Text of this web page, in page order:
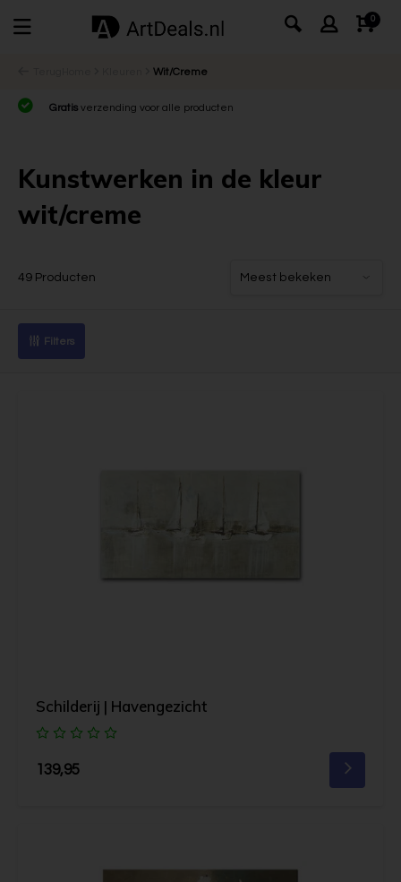
0
Wit/Creme
Gratis verzending voor alle producten
Kunstwerken in de kleur
wit/creme
49 Producten
Filters
Schilderij | Havengezicht
139,95